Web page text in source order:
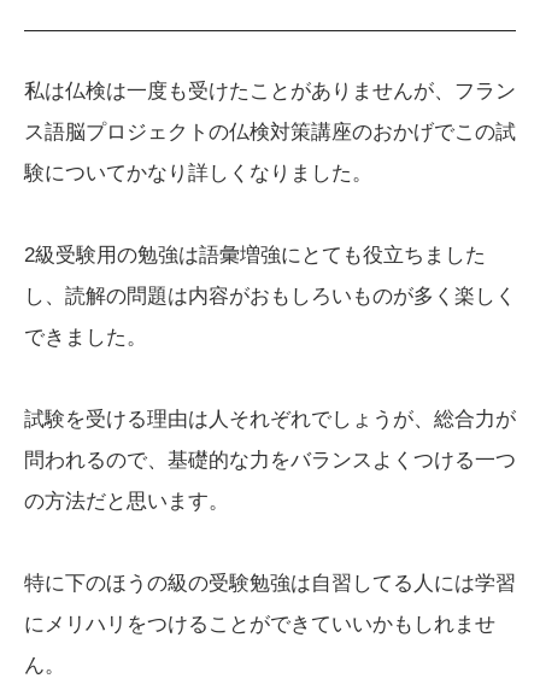
私は仏検は一度も受けたことがありませんが、フラン
ス語脳プロジェクトの仏検対策講座のおかげでこの試
験についてかなり詳しくなりました。
2級受験用の勉強は語彙増強にとても役立ちました
し、読解の問題は内容がおもしろいものが多く楽しく
できました。
試験を受ける理由は人それぞれでしょうが、総合力が
問われるので、基礎的な力をバランスよくつける一つ
の方法だと思います。
特に下のほうの級の受験勉強は自習してる人には学習
にメリハリをつけることができていいかもしれませ
ん。